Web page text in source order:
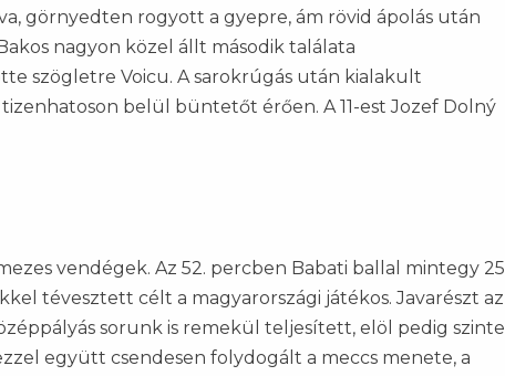
görnyedten rogyott a gyepre, ám rövid ápolás után
nagyon közel állt második találata
szögletre Voicu. A sarokrúgás után kialakult
belül büntetőt érően. A 11-est Jozef Dolný
vendégek. Az 52. percben Babati ballal mintegy 25
tévesztett célt a magyarországi játékos. Javarészt az
sorunk is remekül teljesített, elöl pedig szinte
együtt csendesen folydogált a meccs menete, a